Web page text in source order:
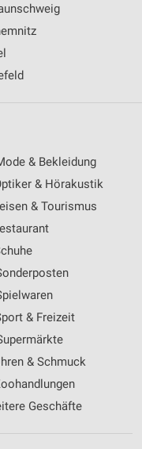
& Bekleidung
& Hörakustik
& Tourismus
& Freizeit
& Schmuck
Geschäfte